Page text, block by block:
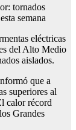
eléctricas
del Alto Medio
aislados.
que a
superiores al
calor récord
Grandes